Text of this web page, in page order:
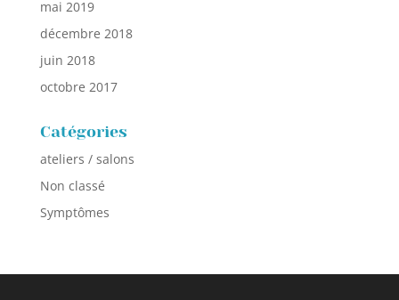
mai 2019
décembre 2018
juin 2018
octobre 2017
Catégories
ateliers / salons
Non classé
Symptômes